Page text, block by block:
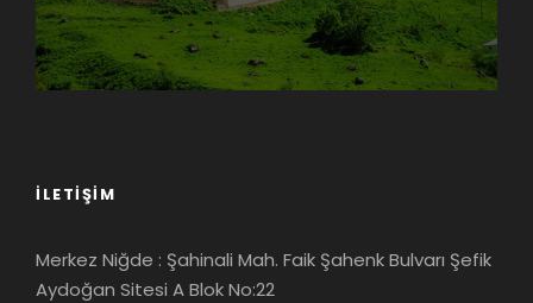
İLETIŞIM
Merkez Niğde : Şahinali Mah. Faik Şahenk Bulvarı Şefik
Aydoğan Sitesi A Blok No:22